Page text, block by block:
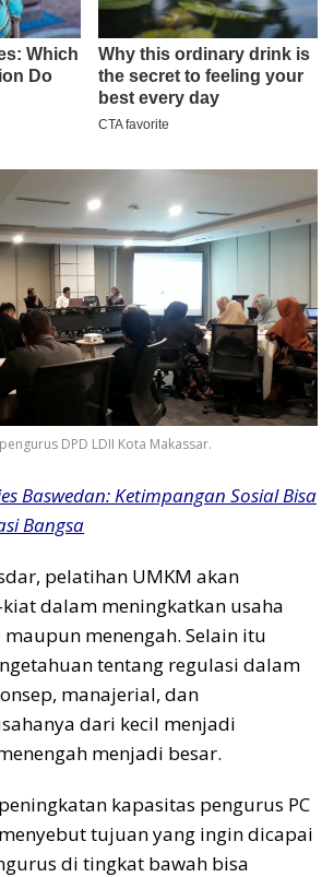
DPD LDII Kota Makassar.
Baswedan: Ketimpangan Sosial Bisa
Bangsa
pelatihan UMKM akan
dalam meningkatkan usaha
menengah. Selain itu
tentang regulasi dalam
manajerial, dan
dari kecil menjadi
menjadi besar.
kapasitas pengurus PC
tujuan yang ingin dicapai
di tingkat bawah bisa